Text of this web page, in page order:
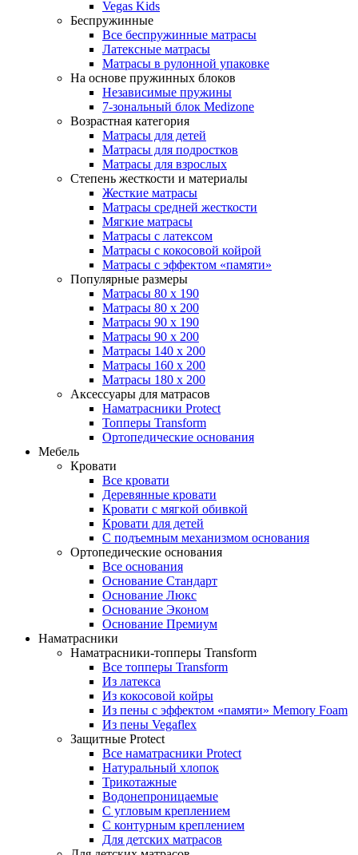
Vegas Kids
Беспружинные
Все беспружинные матрасы
Латексные матрасы
Матрасы в рулонной упаковке
На основе пружинных блоков
Независимые пружины
7-зональный блок Medizone
Возрастная категория
Матрасы для детей
Матрасы для подростков
Матрасы для взрослых
Степень жесткости и материалы
Жесткие матрасы
Матрасы средней жесткости
Мягкие матрасы
Матрасы с латексом
Матрасы с кокосовой койрой
Матрасы с эффектом «памяти»
Популярные размеры
Матрасы 80 x 190
Матрасы 80 x 200
Матрасы 90 x 190
Матрасы 90 x 200
Матрасы 140 x 200
Матрасы 160 x 200
Матрасы 180 x 200
Аксессуары для матрасов
Наматрасники Protect
Топперы Transform
Ортопедические основания
Мебель
Кровати
Все кровати
Деревянные кровати
Кровати с мягкой обивкой
Кровати для детей
С подъемным механизмом основания
Ортопедические основания
Все основания
Основание Стандарт
Основание Люкс
Основание Эконом
Основание Премиум
Наматрасники
Наматрасники-топперы Transform
Все топперы Transform
Из латекса
Из кокосовой койры
Из пены с эффектом «памяти» Memory Foam
Из пены Vegaflex
Защитные Protect
Все наматрасники Protect
Натуральный хлопок
Трикотажные
Водонепроницаемые
С угловым креплением
С контурным креплением
Для детских матрасов